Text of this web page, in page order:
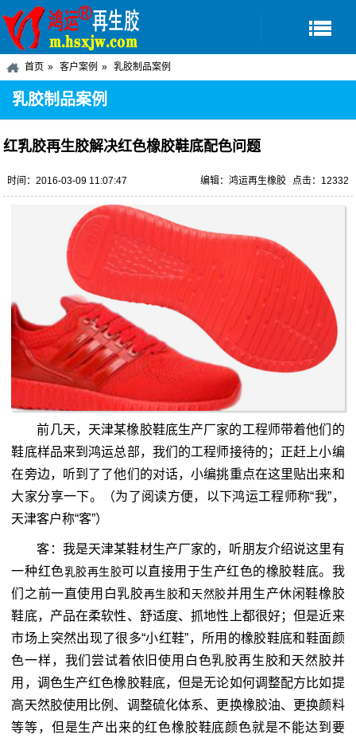
首页 客户案例 乳胶制品案例
乳胶制品案例
红乳胶再生胶解决红色橡胶鞋底配色问题
时间：2016-03-09 11:07:47 点击：12332
编辑：鸿运再生橡胶
前几天，天津某橡胶鞋底生产厂家的工程师带着他们的
鞋底样品来到鸿运总部，我们的工程师接待的；正赶上小编
在旁边，听到了了他们的对话，小编挑重点在这里贴出来和
大家分享一下。（为了阅读方便，以下鸿运工程师称“我”，
天津客户称“客”）
客：我是天津某鞋材生产厂家的，听朋友介绍说这里有
一种红色乳胶再生胶可以直接用于生产红色的橡胶鞋底。我
们之前一直使用白乳胶再生胶和 天然胶并用生产休闲鞋橡胶
鞋底，产品在柔软性、舒适度、抓地性上都很好；但是近来
市场上突然出现了很多“小红鞋”，所用的橡胶鞋底和鞋面颜
色一样，我们尝试着依旧使用白色乳胶再生胶和天然胶并
用，调色生产红色橡胶鞋底，但是无论如何调整配方比如提
高天然胶使用比例、调整硫化体系、更换橡胶油、更换颜料
等等，但是生产出来的红色橡胶鞋底颜色就是不能达到要